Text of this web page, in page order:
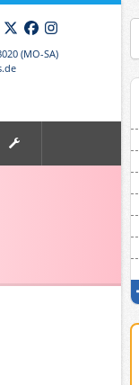
(MO-SA)